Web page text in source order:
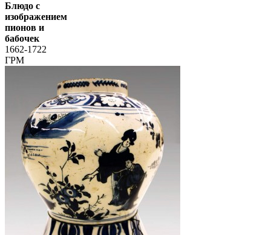
Блюдо с
изображением
пионов и
бабочек
1662-1722
ГРМ